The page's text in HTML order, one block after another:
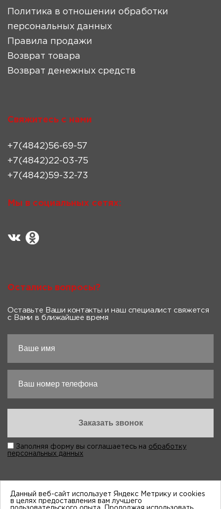
Политика в отношении обработки
персональных данных
Правила продажи
Возврат товара
Возврат денежных средств
Свяжитесь с нами
+7(4842)56-69-57
+7(4842)22-03-75
+7(4842)59-32-73
Мы в социальных сетях:
Остались вопросы?
Оставьте Ваши контакты и наш специалист свяжется
с Вами в ближайшее время
Заполняя форму вы соглашаетесь на обработку
персональных данных
Данный веб-сайт использует Яндекс Метрику и cookies
в целях предоставления вам лучшего